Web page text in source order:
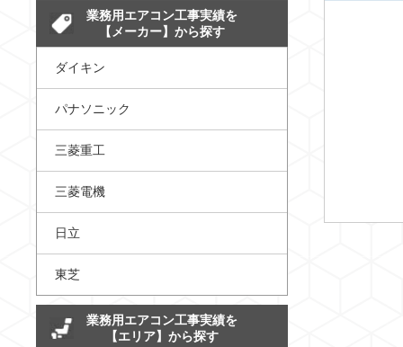
業務用エアコン工事実績を
【メーカー】から探す
ダイキン
パナソニック
三菱重工
三菱電機
日立
東芝
業務用エアコン工事実績を
【エリア】から探す